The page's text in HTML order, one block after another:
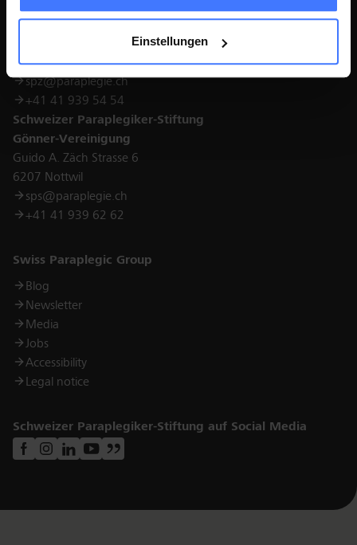
Einstellungen
Schweizer Paraplegiker-Zentrum
Guido A. Zäch Strasse 1
6207 Nottwil
spz@paraplegie.ch
+41 41 939 54 54
Schweizer Paraplegiker-Stiftung
Gönner-Vereinigung
Guido A. Zäch Strasse 6
6207 Nottwil
sps@paraplegie.ch
+41 41 939 62 62
Links
Swiss Paraplegic Group
Blog
Newsletter
Media
Jobs
Accessibility
Legal notice
Schweizer Paraplegiker-Stiftung auf Social Media